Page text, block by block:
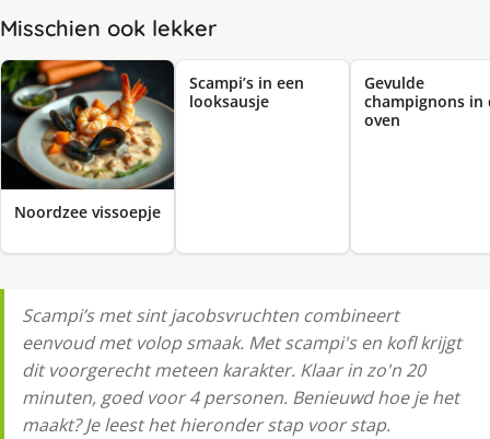
Misschien ook lekker
Noordzee vissoepje
Scampi’s in een
looksausje
Gevulde
champignons in
oven
Scampi’s met sint jacobsvruchten combineert
eenvoud met volop smaak. Met scampi's en kofl krijgt
dit voorgerecht meteen karakter. Klaar in zo'n 20
minuten, goed voor 4 personen. Benieuwd hoe je het
maakt? Je leest het hieronder stap voor stap.